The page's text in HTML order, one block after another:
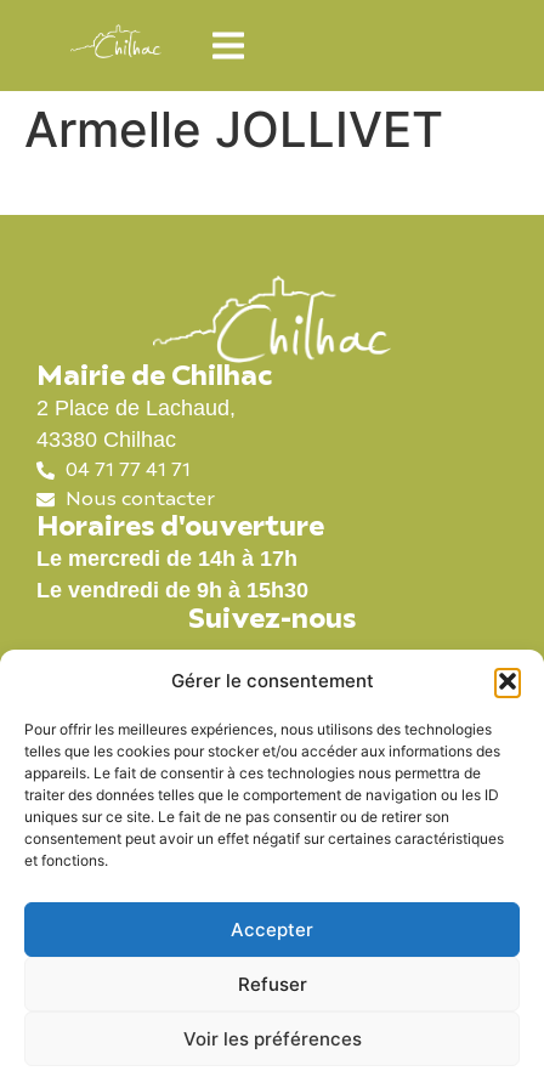
Gérer le consentement
Pour offrir les meilleures expériences, nous utilisons des technologies
telles que les cookies pour stocker et/ou accéder aux informations des
appareils. Le fait de consentir à ces technologies nous permettra de
traiter des données telles que le comportement de navigation ou les ID
uniques sur ce site. Le fait de ne pas consentir ou de retirer son
consentement peut avoir un effet négatif sur certaines caractéristiques
et fonctions.
Accepter
Refuser
Voir les préférences
Armelle JOLLIVET
Mairie de Chilhac
2 Place de Lachaud,
43380 Chilhac
04 71 77 41 71
Nous contacter
Horaires d'ouverture
Le mercredi de 14h à 17h
Le vendredi de 9h à 15h30
Suivez-nous
Nos labels
AccessibilitéMentions légales